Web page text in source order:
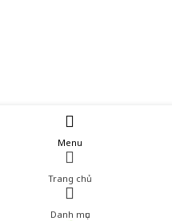
Menu
Trang chủ
Danh mục